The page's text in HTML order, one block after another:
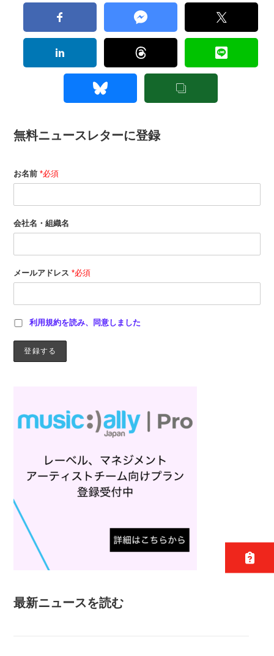
無料ニュースレターに登録
お名前*必須
会社名・組織名
メールアドレス*必須
利用規約を読み、同意しました
最新ニュースを読む